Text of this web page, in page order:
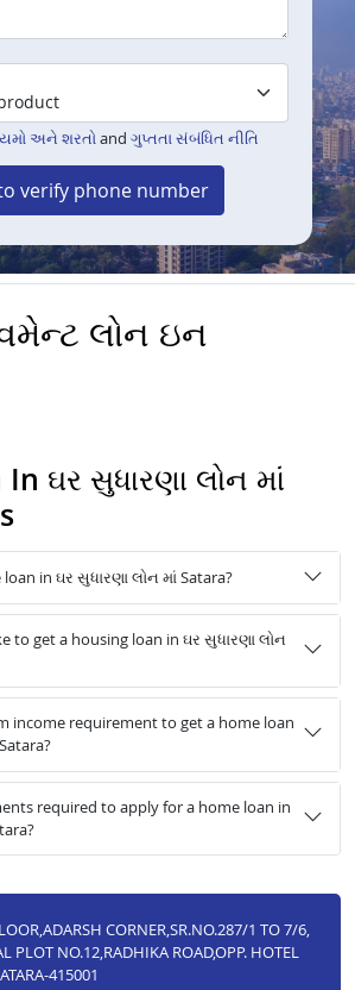
અને શરતોand ગુપ્તતા સંબંધિત નીતિ
verify phone number
લોન ઇન
ઘર સુધારણા લોન માં
in ઘર સુધારણા લોન માં Satara?
to get a housing loan in ઘર સુધારણા લોન
income requirement to get a home loan
required to apply for a home loan in
CORNER,SR.NO.287/1 TO 7/6,
PLOT NO.12,RADHIKA ROAD,OPP. HOTEL
415001